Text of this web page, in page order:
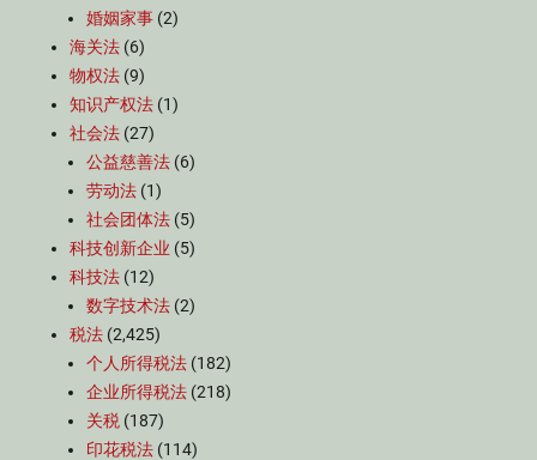
婚姻家事 (2)
海关法 (6)
物权法 (9)
知识产权法 (1)
社会法 (27)
公益慈善法 (6)
劳动法 (1)
社会团体法 (5)
科技创新企业 (5)
科技法 (12)
数字技术法 (2)
税法 (2,425)
个人所得税法 (182)
企业所得税法 (218)
关税 (187)
印花税法 (114)